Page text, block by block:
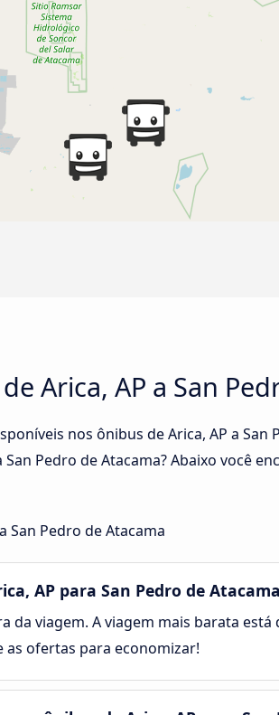
Arica, AP a San
nos ônibus de Arica, AP a San
Pedro de Atacama? Abaixo você
San Pedro de Atacama
AP para San Pedro de
da viagem. A viagem mais barata
as ofertas para economizar!